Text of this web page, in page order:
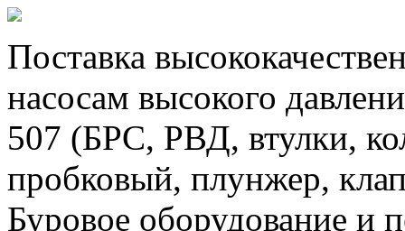
Поставка
насосам высокого
507 (БРС, РВД, втулки,
пробковый, плунжер,
Буровое оборудование и